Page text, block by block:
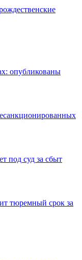
опубликованы
под суд за сбыт
тюремный срок за